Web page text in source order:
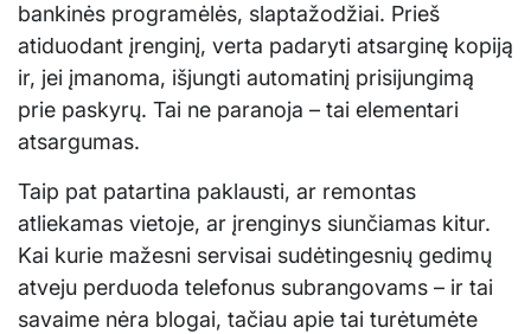
bankinės programėlės, slaptažodžiai. Prieš
atiduodant įrenginį, verta padaryti atsarginę kopiją
ir, jei įmanoma, išjungti automatinį prisijungimą
prie paskyrų. Tai ne paranoja – tai elementari
atsargumas.
Taip pat patartina paklausti, ar remontas
atliekamas vietoje, ar įrenginys siunčiamas kitur.
Kai kurie mažesni servisai sudėtingesnių gedimų
atveju perduoda telefonus subrangovams – ir tai
savaime nėra blogai, tačiau apie tai turėtumėte